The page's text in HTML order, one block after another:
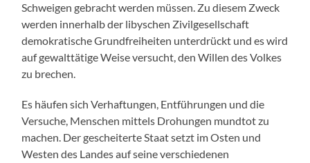
Schweigen gebracht werden müssen. Zu diesem Zweck
werden innerhalb der libyschen Zivilgesellschaft
demokratische Grundfreiheiten unterdrückt und es wird
auf gewalttätige Weise versucht, den Willen des Volkes
zu brechen.
Es häufen sich Verhaftungen, Entführungen und die
Versuche, Menschen mittels Drohungen mundtot zu
machen. Der gescheiterte Staat setzt im Osten und
Westen des Landes auf seine verschiedenen